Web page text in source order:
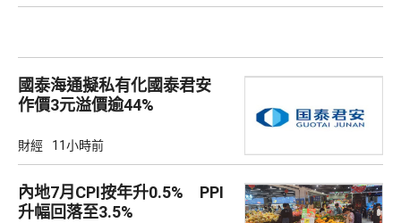
國泰海通擬私有化國泰君安
作價3元溢價逾44%
財經 11小時前
內地7月CPI按年升0.5% PPI
升幅回落至3.5%